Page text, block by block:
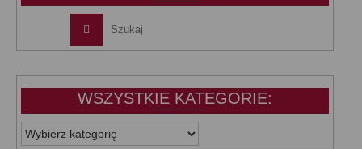
WSZYSTKIE KATEGORIE:
WSZYSTKIE